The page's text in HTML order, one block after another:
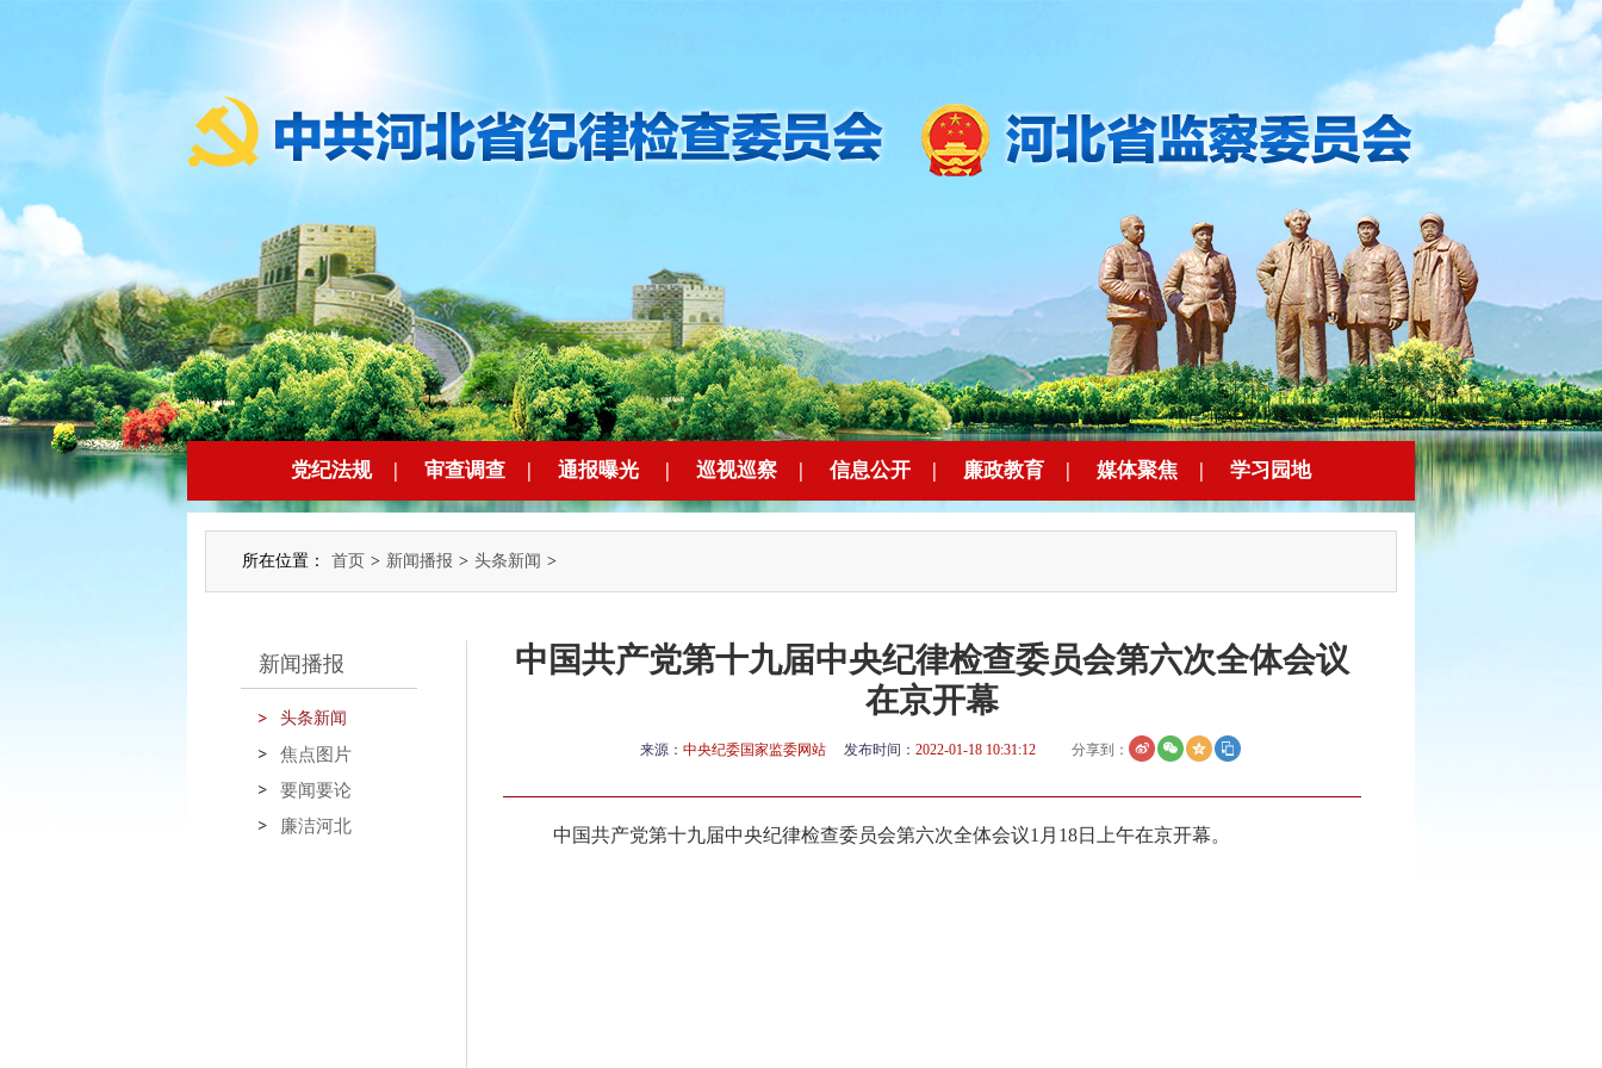
党纪法规 | 审查调查 | 通报曝光 | 巡视巡察 | 信息公开 | 廉政教育 | 媒体聚焦 | 学习园地
所在位置： 首页 > 新闻播报 > 头条新闻 >
新闻播报
头条新闻
焦点图片
要闻要论
廉洁河北
中国共产党第十九届中央纪律检查委员会第六次全体会议
在京开幕
来源： 中央纪委国家监委网站 发布时间： 2022-01-18 10:31:12 分享到：
中国共产党第十九届中央纪律检查委员会第六次全体会议1月18日上午在京开幕。